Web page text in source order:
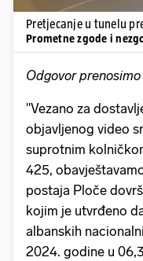
Pretjecanje u tunelu
Prometne zgode i
Odgovor
"Vezano za
objavljenog video
suprotnim
425,
postaja Ploče
kojim je utvrđeno
albanskih
2024. godine u